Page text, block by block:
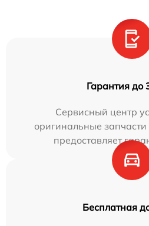
Гарантия до
Сервисный центр
оригинальные запчасти
предоставляет
Бесплатная